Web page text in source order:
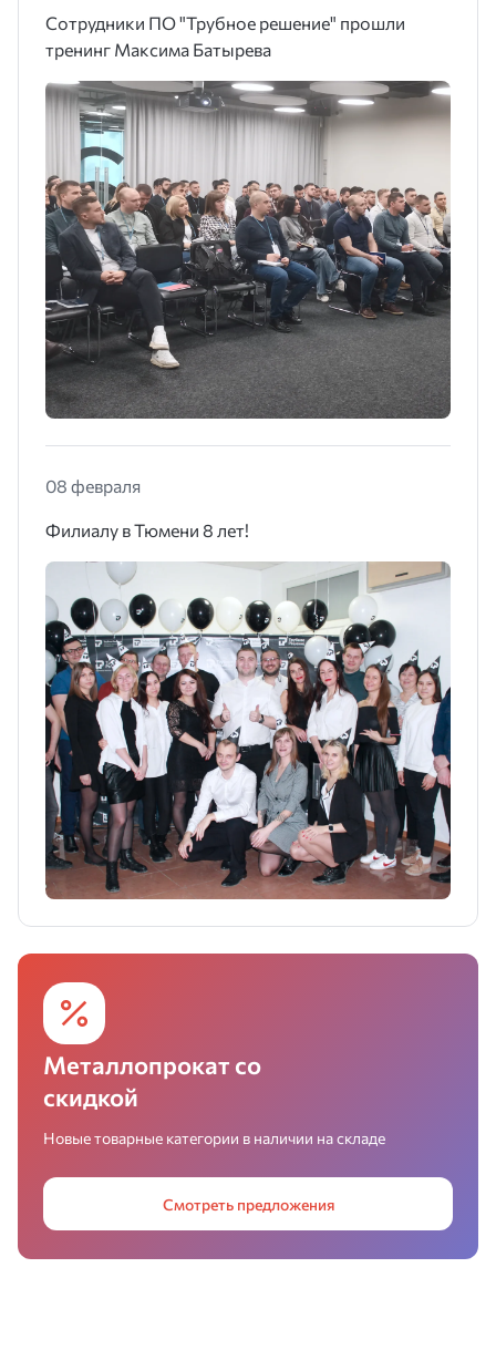
Сотрудники ПО "Трубное решение" прошли
тренинг Максима Батырева
08 февраля
Филиалу в Тюмени 8 лет!
Металлопрокат со
скидкой
Новые товарные категории в наличии на складе
Смотреть предложения